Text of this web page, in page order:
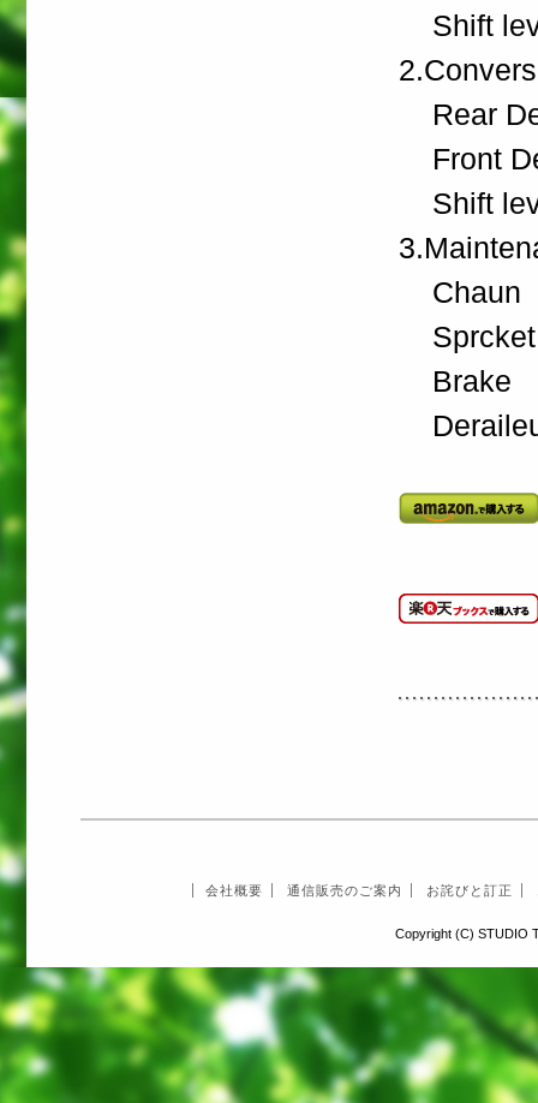
Shift
Rear
Front
Shift
Chaun
Sprcket
Brake
会社概要 通信販売のご案内 お詫びと訂正
Copyright (C) STUDIO